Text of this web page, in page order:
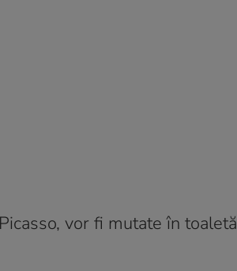
vor fi mutate în toaletă